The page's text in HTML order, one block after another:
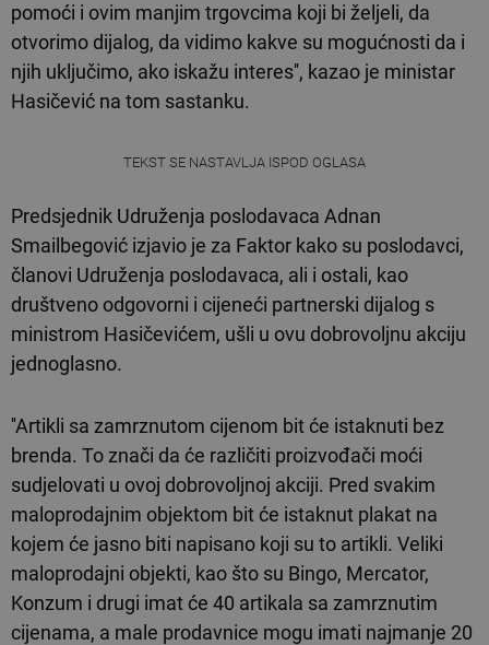
pomoći i ovim manjim trgovcima koji bi željeli, da
otvorimo dijalog, da vidimo kakve su mogućnosti da i
njih uključimo, ako iskažu interes'', kazao je ministar
Hasičević na tom sastanku.
TEKST SE NASTAVLJA ISPOD OGLASA
Predsjednik Udruženja poslodavaca Adnan
Smailbegović izjavio je za Faktor kako su poslodavci,
članovi Udruženja poslodavaca, ali i ostali, kao
društveno odgovorni i cijeneći partnerski dijalog s
ministrom Hasičevićem, ušli u ovu dobrovoljnu akciju
jednoglasno.
''Artikli sa zamrznutom cijenom bit će istaknuti bez
brenda. To znači da će različiti proizvođači moći
sudjelovati u ovoj dobrovoljnoj akciji. Pred svakim
maloprodajnim objektom bit će istaknut plakat na
kojem će jasno biti napisano koji su to artikli. Veliki
maloprodajni objekti, kao što su Bingo, Mercator,
Konzum i drugi imat će 40 artikala sa zamrznutim
cijenama, a male prodavnice mogu imati najmanje 20